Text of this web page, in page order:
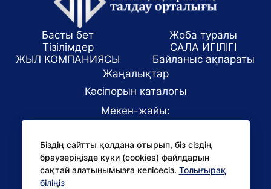
Біздің сайтты қолдана отырып, біз сіздің
браузеріңізде куки (cookies) файлдарын
сақтай алатынымызға келісесіз. Толығырақ
біліңіз
Басты бет
Жоба туралы
Тізілімдер
САЛА ИГІЛІГІ
ЖЫЛ КОМПАНИЯСЫ
Байланыс ақпараты
Жаңалықтар
Кәсіпорын каталогы
Мекен-жайы:
E-mail:
office@niac.kz